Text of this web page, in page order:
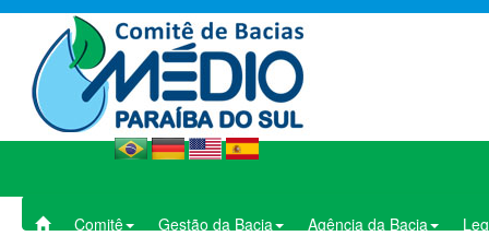
Comitê Gestão da Bacia Agência da Bacia